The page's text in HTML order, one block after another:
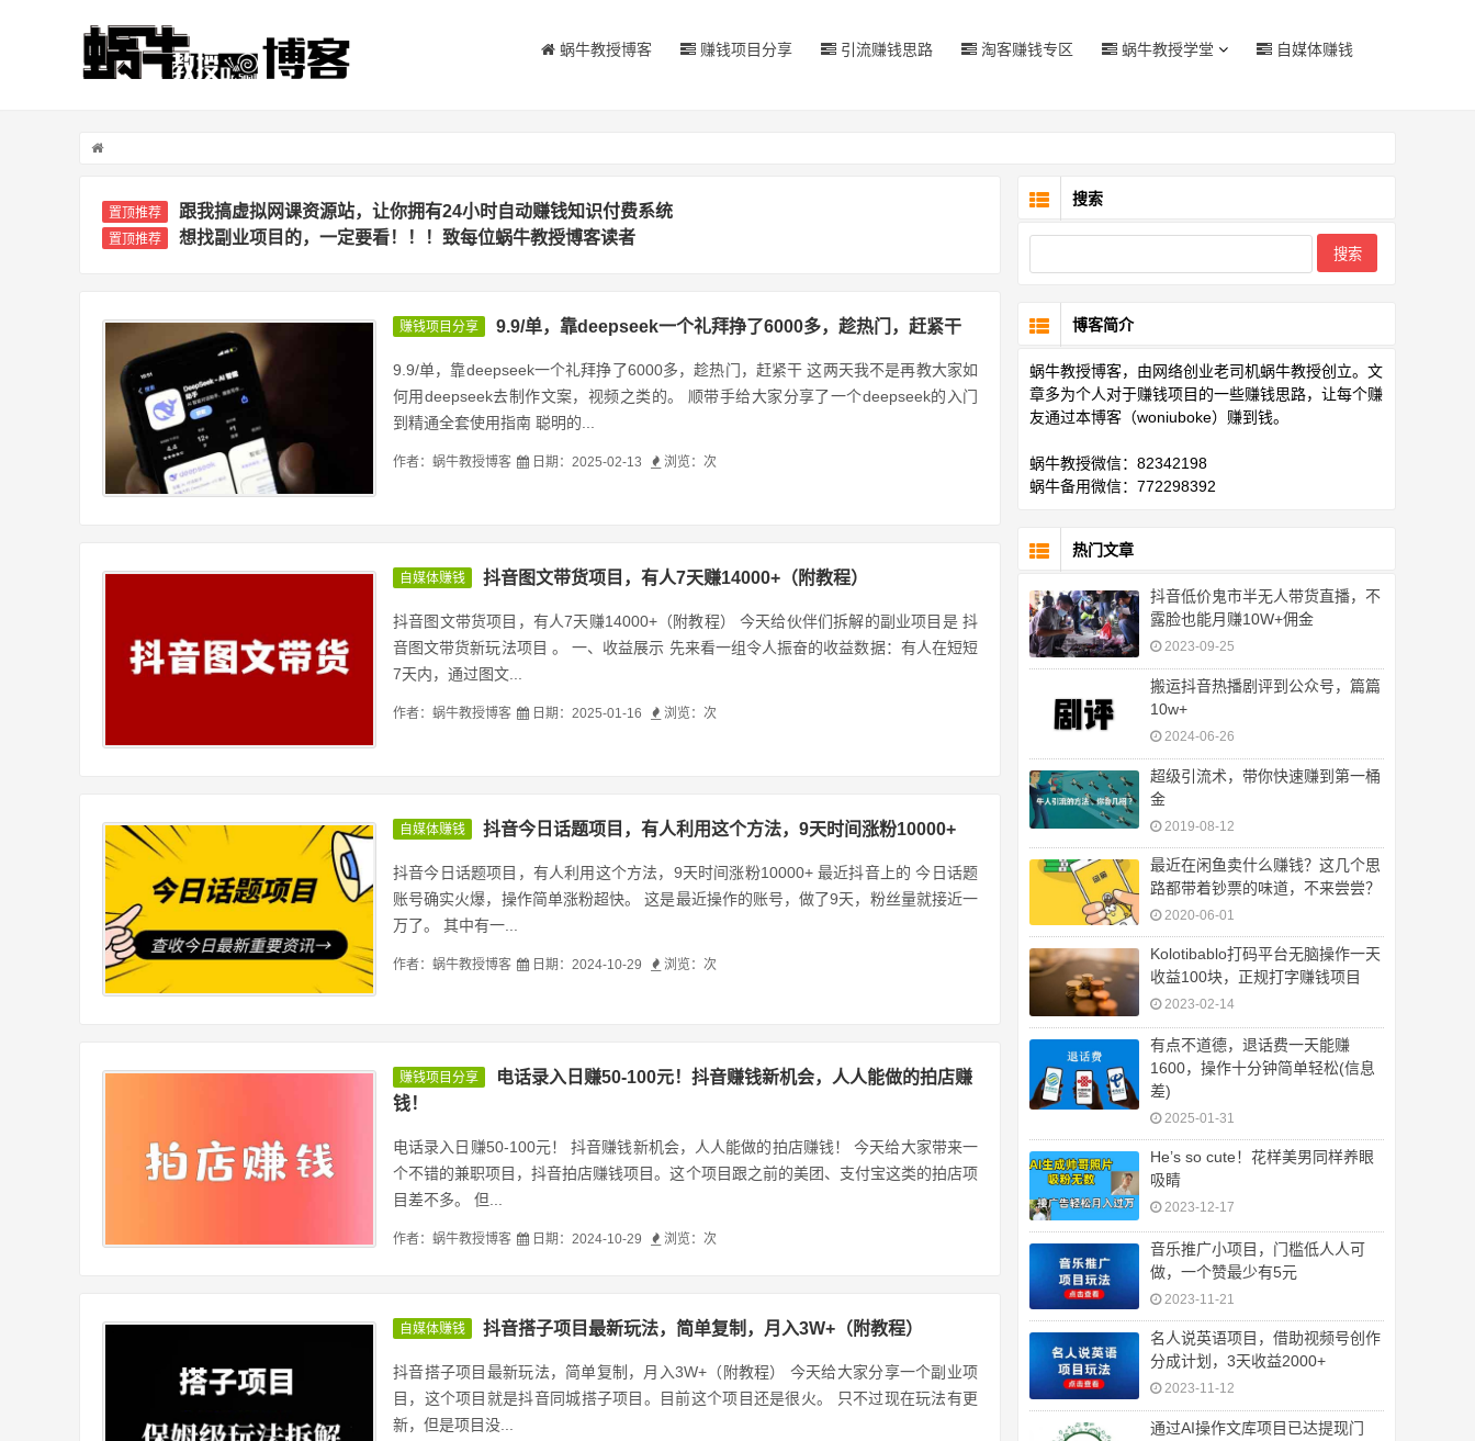
蜗牛教授博客 赚钱项目分享 引流赚钱思路 淘客赚钱专区 蜗牛教授学堂 自媒体赚钱
置顶推荐 跟我搞虚拟网课资源站，让你拥有24小时自动赚钱知识付费系统
置顶推荐 想找副业项目的，一定要看！！！致每位蜗牛教授博客读者
赚钱项目分享 9.9/单，靠deepseek一个礼拜挣了6000多，趁热门，赶紧干
9.9/单，靠deepseek一个礼拜挣了6000多，趁热门，赶紧干 这两天我不是再教大家如
何用deepseek去制作文案，视频之类的。 顺带手给大家分享了一个deepseek的入门
到精通全套使用指南 聪明的...
作者：蜗牛教授博客 日期：2025-02-13 浏览： 次
自媒体赚钱 抖音图文带货项目，有人7天赚14000+（附教程）
抖音图文带货项目，有人7天赚14000+（附教程） 今天给伙伴们拆解的副业项目是 抖
音图文带货新玩法项目 。 一、收益展示 先来看一组令人振奋的收益数据：有人在短短
7天内，通过图文...
作者：蜗牛教授博客 日期：2025-01-16 浏览： 次
自媒体赚钱 抖音今日话题项目，有人利用这个方法，9天时间涨粉10000+
抖音今日话题项目，有人利用这个方法，9天时间涨粉10000+ 最近抖音上的 今日话题
账号确实火爆，操作简单涨粉超快。 这是最近操作的账号，做了9天，粉丝量就接近一
万了。 其中有一...
作者：蜗牛教授博客 日期：2024-10-29 浏览： 次
赚钱项目分享
电话录入日赚50-100元！抖音赚钱新机会，人人能做的拍店赚
钱！
电话录入日赚50-100元！ 抖音赚钱新机会，人人能做的拍店赚钱！ 今天给大家带来一
个不错的兼职项目，抖音拍店赚钱项目。这个项目跟之前的美团、支付宝这类的拍店项
目差不多。 但...
作者：蜗牛教授博客 日期：2024-10-29 浏览： 次
自媒体赚钱 抖音搭子项目最新玩法，简单复制，月入3W+（附教程）
抖音搭子项目最新玩法，简单复制，月入3W+（附教程） 今天给大家分享一个副业项
目，这个项目就是抖音同城搭子项目。目前这个项目还是很火。 只不过现在玩法有更
新，但是项目没...
搜索
博客简介
蜗牛教授博客，由网络创业老司机蜗牛教授创立。文
章多为个人对于赚钱项目的一些赚钱思路，让每个赚
友通过本博客（woniuboke）赚到钱。
蜗牛教授微信：82342198
蜗牛备用微信：772298392
热门文章
抖音低价鬼市半无人带货直播，不
露脸也能月赚10W+佣金
2023-09-25
搬运抖音热播剧评到公众号，篇篇
10w+
2024-06-26
超级引流术，带你快速赚到第一桶
金
2019-08-12
最近在闲鱼卖什么赚钱？这几个思
路都带着钞票的味道，不来尝尝？
2020-06-01
Kolotibablo打码平台无脑操作一天
收益100块，正规打字赚钱项目
2023-02-14
有点不道德，退话费一天能赚
1600，操作十分钟简单轻松(信息
差)
2025-01-31
He’s so cute！花样美男同样养眼
吸睛
2023-12-17
音乐推广小项目，门槛低人人可
做，一个赞最少有5元
2023-11-21
名人说英语项目，借助视频号创作
分成计划，3天收益2000+
2023-11-12
通过AI操作文库项目已达提现门